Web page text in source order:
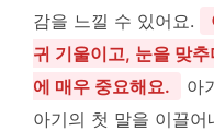
감을 느낄 수 있어요.
귀 기울이고, 눈을 맞
에 매우 중요해요.
아
아기의 첫 말을 이끌